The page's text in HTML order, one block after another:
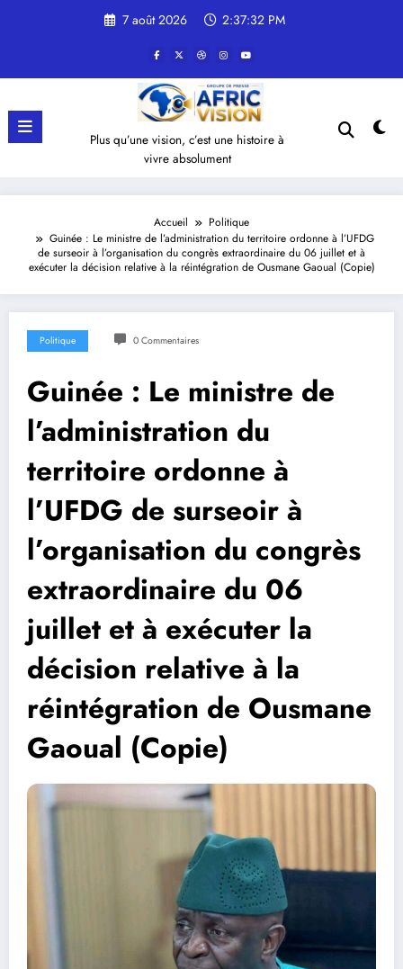
7 août 2026 2:37:32 PM
Plus qu’une vision, c’est une histoire à
vivre absolument
Accueil
Politique
Guinée : Le ministre de l’administration du territoire ordonne à l’UFDG
de surseoir à l’organisation du congrès extraordinaire du 06 juillet et à
exécuter la décision relative à la réintégration de Ousmane Gaoual (Copie)
Politique 0 Commentaires
Guinée : Le ministre de
l’administration du
territoire ordonne à
l’UFDG de surseoir à
l’organisation du congrès
extraordinaire du 06
juillet et à exécuter la
décision relative à la
réintégration de Ousmane
Gaoual (Copie)